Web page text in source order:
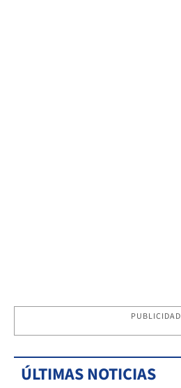
PUBLICIDAD
ÚLTIMAS NOTICIAS